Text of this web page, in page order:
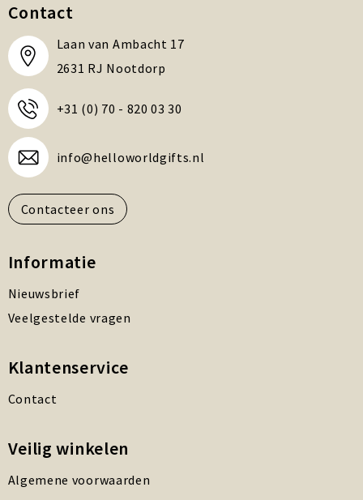
Contact
Laan van Ambacht 17
2631 RJ Nootdorp
+31 (0) 70 - 820 03 30
info@helloworldgifts.nl
Contacteer ons
Informatie
Nieuwsbrief
Veelgestelde vragen
Klantenservice
Contact
Veilig winkelen
Algemene voorwaarden